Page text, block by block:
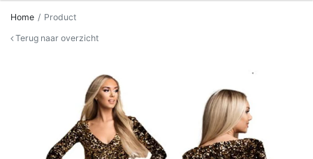
Home
Product
Terug naar overzicht